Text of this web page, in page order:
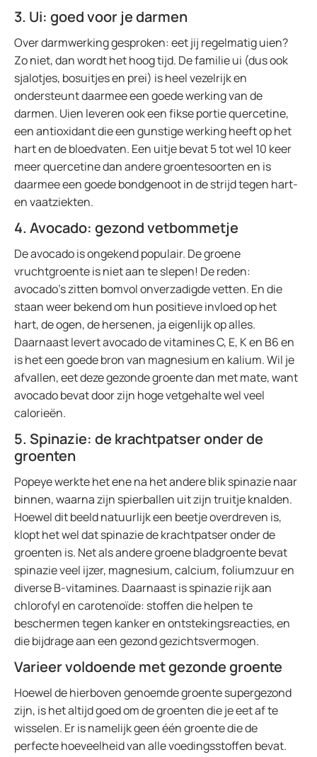
3. Ui: goed voor je darmen
Over darmwerking gesproken: eet jij regelmatig uien?
Zo niet, dan wordt het hoog tijd. De familie ui (dus ook
sjalotjes, bosuitjes en prei) is heel vezelrijk en
ondersteunt daarmee een goede werking van de
darmen. Uien leveren ook een fikse portie quercetine,
een antioxidant die een gunstige werking heeft op het
hart en de bloedvaten. Een uitje bevat 5 tot wel 10 keer
meer quercetine dan andere groentesoorten en is
daarmee een goede bondgenoot in de strijd tegen hart-
en vaatziekten.
4. Avocado: gezond vetbommetje
De avocado is ongekend populair. De groene
vruchtgroente is niet aan te slepen! De reden:
avocado’s zitten bomvol onverzadigde vetten. En die
staan weer bekend om hun positieve invloed op het
hart, de ogen, de hersenen, ja eigenlijk op alles.
Daarnaast levert avocado de vitamines C, E, K en B6 en
is het een goede bron van magnesium en kalium. Wil je
afvallen, eet deze gezonde groente dan met mate, want
avocado bevat door zijn hoge vetgehalte wel veel
calorieën.
5. Spinazie: de krachtpatser onder de
groenten
Popeye werkte het ene na het andere blik spinazie naar
binnen, waarna zijn spierballen uit zijn truitje knalden.
Hoewel dit beeld natuurlijk een beetje overdreven is,
klopt het wel dat spinazie de krachtpatser onder de
groenten is. Net als andere groene bladgroente bevat
spinazie veel ijzer, magnesium, calcium, foliumzuur en
diverse B-vitamines. Daarnaast is spinazie rijk aan
chlorofyl en carotenoïde: stoffen die helpen te
beschermen tegen kanker en ontstekingsreacties, en
die bijdrage aan een gezond gezichtsvermogen.
Varieer voldoende met gezonde groente
Hoewel de hierboven genoemde groente supergezond
zijn, is het altijd goed om de groenten die je eet af te
wisselen. Er is namelijk geen één groente die de
perfecte hoeveelheid van alle voedingsstoffen bevat.